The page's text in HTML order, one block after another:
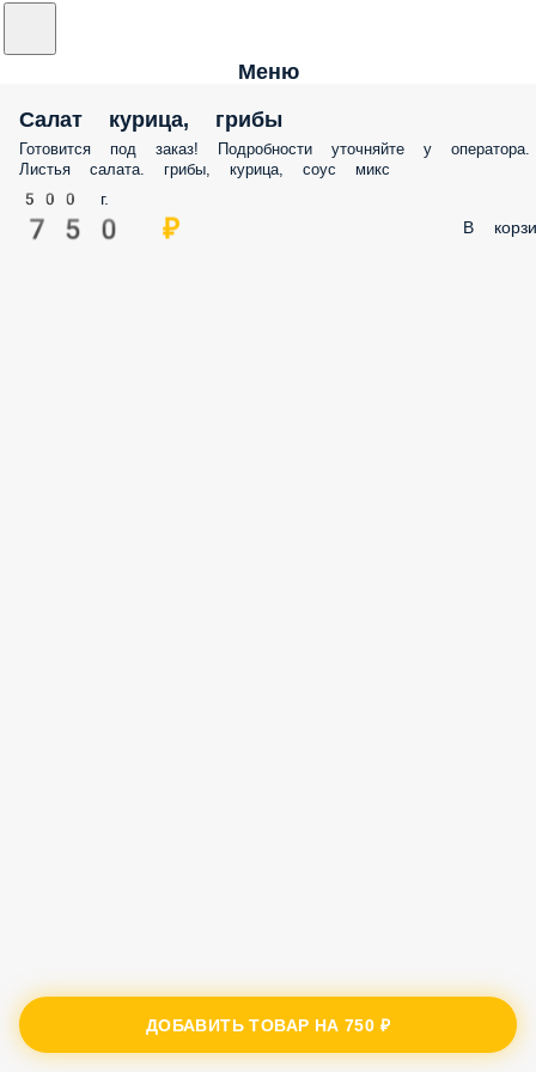
Меню
Салат курица, грибы
Готовится под заказ! Подробности уточняйте у оператора.
Листья салата. грибы, курица, соус микс
500 г.
750 ₽ В
ДОБАВИТЬ ТОВАР НА750 ₽